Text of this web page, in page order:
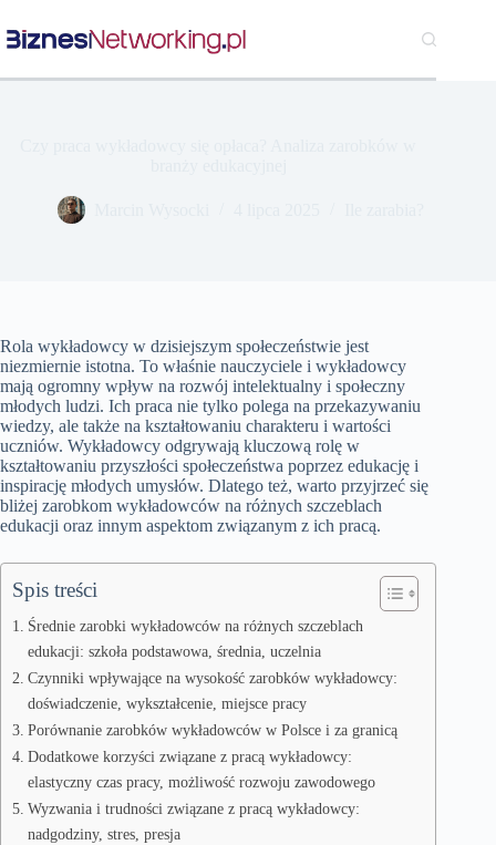
do
treści
Rola wykładowcy w dzisiejszym społeczeństwie jest
niezmiernie istotna. To właśnie nauczyciele i wykładowcy
mają ogromny wpływ na rozwój intelektualny i społeczny
młodych ludzi. Ich praca nie tylko polega na przekazywaniu
wiedzy, ale także na kształtowaniu charakteru i wartości
uczniów. Wykładowcy odgrywają kluczową rolę w
kształtowaniu przyszłości społeczeństwa poprzez edukację i
inspirację młodych umysłów. Dlatego też, warto przyjrzeć się
bliżej zarobkom wykładowców na różnych szczeblach
edukacji oraz innym aspektom związanym z ich pracą.
Spis treści
Średnie zarobki wykładowców na różnych szczeblach
edukacji: szkoła podstawowa, średnia, uczelnia
Czynniki wpływające na wysokość zarobków wykładowcy:
doświadczenie, wykształcenie, miejsce pracy
Porównanie zarobków wykładowców w Polsce i za granicą
Dodatkowe korzyści związane z pracą wykładowcy:
elastyczny czas pracy, możliwość rozwoju zawodowego
Wyzwania i trudności związane z pracą wykładowcy:
nadgodziny, stres, presja